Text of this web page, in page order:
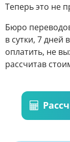
Теперь это не
Бюро
в сутки, 7 дней
оплатить, не
рассчитав